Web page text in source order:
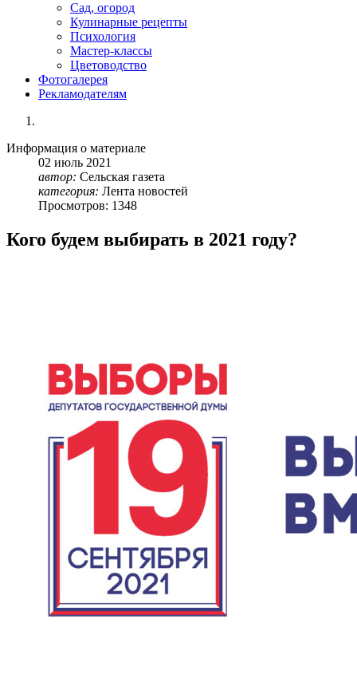
Сад, огород
Кулинарные рецепты
Психология
Мастер-классы
Цветоводство
Фотогалерея
Рекламодателям
Информация о материале
02 июль 2021
автор: Сельская газета
категория: Лента новостей
Просмотров: 1348
Кого будем выбирать в 2021 году?